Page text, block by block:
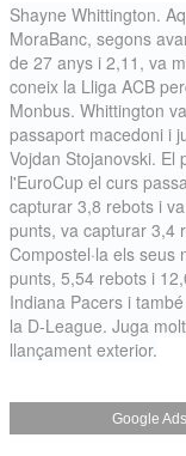
Shayne Whittington.
MoraBanc, segons
de 27 anys i 2,11, va
coneix la Lliga ACB
Monbus. Whittington
passaport macedoni i
Vojdan Stojanovski. El
l'EuroCup el curs
capturar 3,8 rebots i
punts, va capturar 3,4
Compostel·la els
punts, 5,54 rebots i
Indiana Pacers i
la D-League. Juga
llançament exterior.
Google